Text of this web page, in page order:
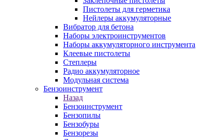
Пистолеты для герметика
Нейлеры аккумуляторные
Вибратор для бетона
Наборы электроинструментов
Наборы аккумуляторного инструмента
Клеевые пистолеты
Степлеры
Радио аккумуляторное
Модульная система
Бензоинструмент
Назад
Бензоинструмент
Бензопилы
Бензобуры
Бензорезы